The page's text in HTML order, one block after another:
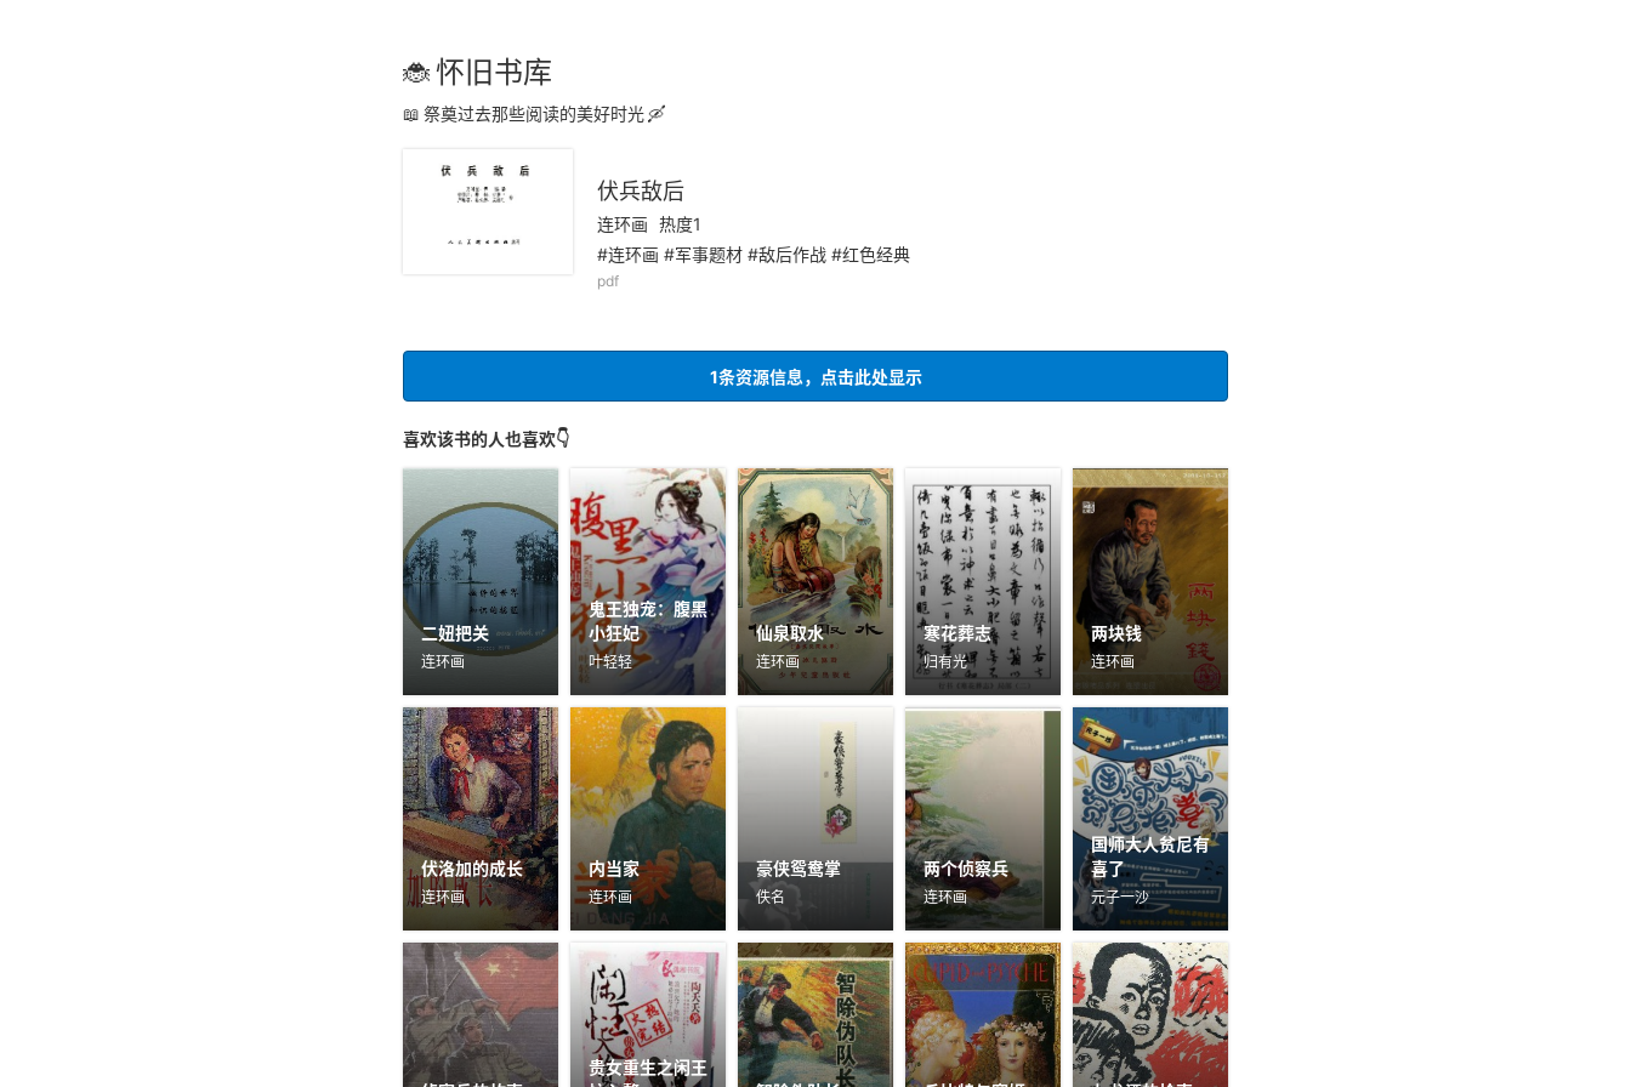
怀旧书库
祭奠过去那些阅读的美好时光
伏兵敌后
连环画 热度1
#连环画 #军事题材 #敌后作战 #红色经典
pdf
1条资源信息，点击此处显示
喜欢该书的人也喜欢👇
二妞把关
连环画
鬼王独宠：腹黑
小狂妃
叶轻轻
仙泉取水
连环画
寒花葬志
归有光
两块钱
连环画
伏洛加的成长
连环画
内当家
连环画
豪侠鸳鸯掌
佚名
两个侦察兵
连环画
国师大人贫尼有
喜了
元子一沙
贵女重生之闲王